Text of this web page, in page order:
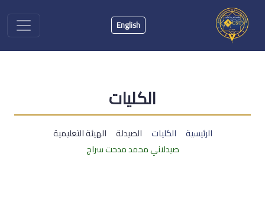
English
الكليات
الرئيسية الكليات الصيدلة
الهيئة التعليمية
صيدلاني محمد مدحت سراج